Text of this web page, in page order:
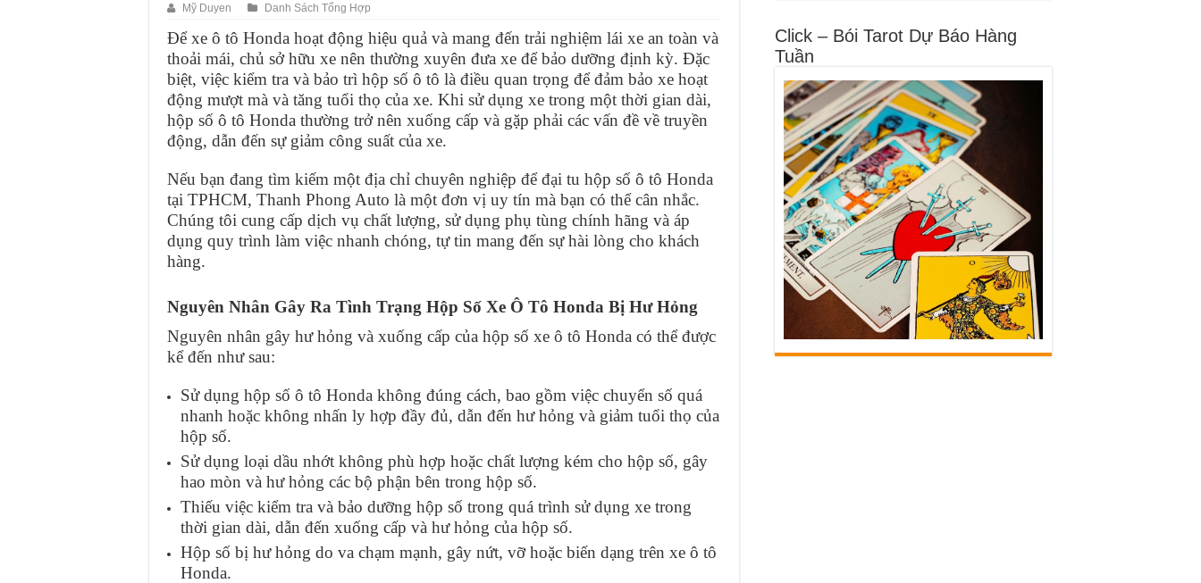
Mỹ Duyen Danh Sách Tổng Hợp
Để xe ô tô Honda hoạt động hiệu quả và mang đến trải nghiệm lái xe an toàn và
thoải mái, chủ sở hữu xe nên thường xuyên đưa xe để bảo dưỡng định kỳ. Đặc
biệt, việc kiểm tra và bảo trì hộp số ô tô là điều quan trọng để đảm bảo xe hoạt
động mượt mà và tăng tuổi thọ của xe. Khi sử dụng xe trong một thời gian dài,
hộp số ô tô Honda thường trở nên xuống cấp và gặp phải các vấn đề về truyền
động, dẫn đến sự giảm công suất của xe.
Nếu bạn đang tìm kiếm một địa chỉ chuyên nghiệp để đại tu hộp số ô tô Honda
tại TPHCM, Thanh Phong Auto là một đơn vị uy tín mà bạn có thể cân nhắc.
Chúng tôi cung cấp dịch vụ chất lượng, sử dụng phụ tùng chính hãng và áp
dụng quy trình làm việc nhanh chóng, tự tin mang đến sự hài lòng cho khách
hàng.
Nguyên Nhân Gây Ra Tình Trạng Hộp Số Xe Ô Tô Honda Bị Hư Hỏng
Nguyên nhân gây hư hỏng và xuống cấp của hộp số xe ô tô Honda có thể được
kể đến như sau:
Sử dụng hộp số ô tô Honda không đúng cách, bao gồm việc chuyển số quá
nhanh hoặc không nhấn ly hợp đầy đủ, dẫn đến hư hỏng và giảm tuổi thọ của
hộp số.
Sử dụng loại dầu nhớt không phù hợp hoặc chất lượng kém cho hộp số, gây
hao mòn và hư hỏng các bộ phận bên trong hộp số.
Thiếu việc kiểm tra và bảo dưỡng hộp số trong quá trình sử dụng xe trong
thời gian dài, dẫn đến xuống cấp và hư hỏng của hộp số.
Hộp số bị hư hỏng do va chạm mạnh, gây nứt, vỡ hoặc biến dạng trên xe ô tô
Honda.
Click – Bói Tarot Dự Báo Hàng
Tuần